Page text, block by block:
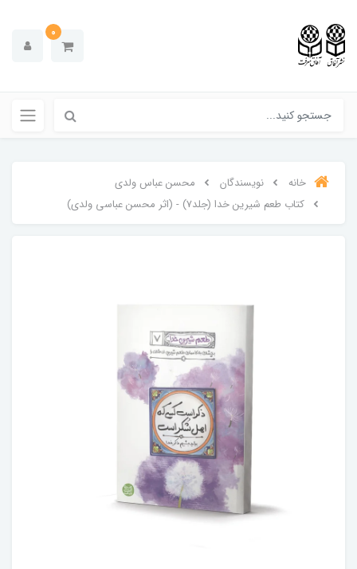
0
خانه نویسندگان
محسن عباس ولدی
کتاب طعم شیرین خدا (جلد7) - (اثر محسن عباسی ولدی)